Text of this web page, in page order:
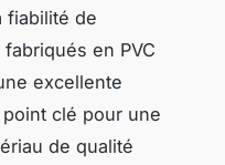
fiabilité de
fabriqués en PVC
excellente
clé pour une
de qualité